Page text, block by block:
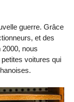
guerre. Grâce
et des
nous
voitures qui